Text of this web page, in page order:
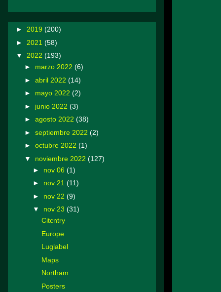
► 2019 (200)
► 2021 (58)
▼ 2022 (193)
► marzo 2022 (6)
► abril 2022 (14)
► mayo 2022 (2)
► junio 2022 (3)
► agosto 2022 (38)
► septiembre 2022 (2)
► octubre 2022 (1)
▼ noviembre 2022 (127)
► nov 06 (1)
► nov 21 (11)
► nov 22 (9)
▼ nov 23 (31)
Citcntry
Europe
Luglabel
Maps
Northam
Posters